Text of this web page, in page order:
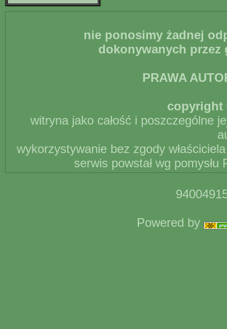
nie ponosimy żadnej
dokonywanych
PRAWA
copyright
witryna jako całość i poszczególne
wykorzystywanie bez zgody
serwis powstał wg
Powered by